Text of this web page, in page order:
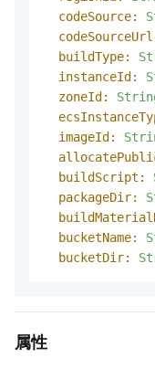
codeSource:
buildType:
instanceId:
zoneId:
imageId:
buildScript:
packageDir:
bucketName:
bucketDir:
属性